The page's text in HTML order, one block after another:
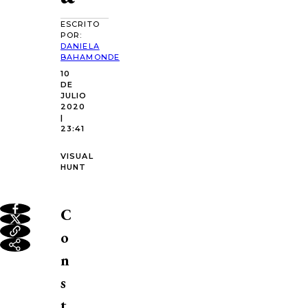
ESCRITO
POR:
DANIELA
BAHAMONDE
10
DE
JULIO
2020
|
23:41
VISUAL
HUNT
C
o
n
s